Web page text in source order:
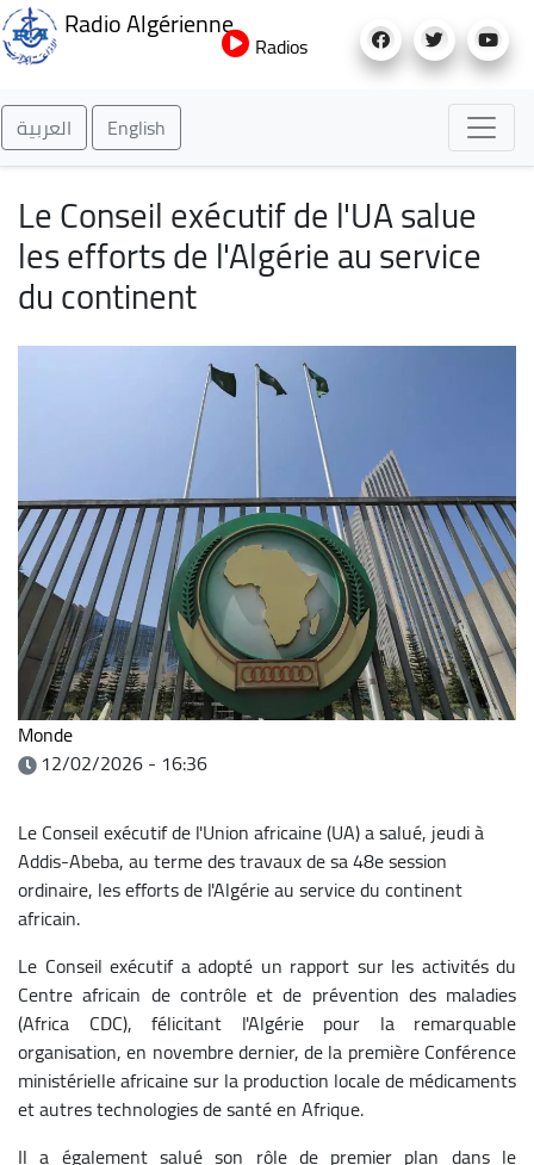
au
Radio Algérienne
Radios
العربية English
Le Conseil exécutif de l'UA salue
les efforts de l'Algérie au service
du continent
Monde
12/02/2026 - 16:36
Le Conseil exécutif de l'Union africaine (UA) a salué, jeudi à
Addis-Abeba, au terme des travaux de sa 48e session
ordinaire, les efforts de l'Algérie au service du continent
africain.
Le Conseil exécutif a adopté un rapport sur les activités du
Centre africain de contrôle et de prévention des maladies
(Africa CDC), félicitant l'Algérie pour la remarquable
organisation, en novembre dernier, de la première Conférence
ministérielle africaine sur la production locale de médicaments
et autres technologies de santé en Afrique.
Il a également salué son rôle de premier plan dans le